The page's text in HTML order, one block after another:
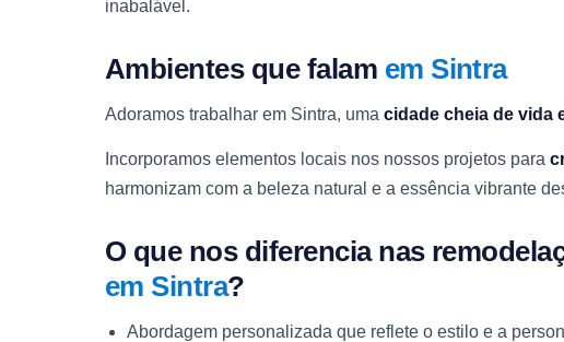
inabalável.
Ambientes que falam em Sintra
Adoramos trabalhar em Sintra, uma cidade cheia de vida
Incorporamos elementos locais nos nossos projetos para
harmonizam com a beleza natural e a essência vibrante
O que nos diferencia nas
em Sintra?
Abordagem personalizada que reflete o estilo e a